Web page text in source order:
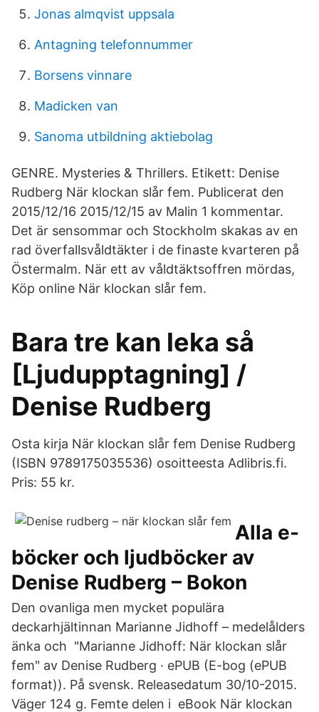
Jonas almqvist uppsala
Antagning telefonnummer
Borsens vinnare
Madicken van
Sanoma utbildning aktiebolag
GENRE. Mysteries & Thrillers. Etikett: Denise
Rudberg När klockan slår fem. Publicerat den
2015/12/16 2015/12/15 av Malin 1 kommentar.
Det är sensommar och Stockholm skakas av en
rad överfallsvåldtäkter i de finaste kvarteren på
Östermalm. När ett av våldtäktsoffren mördas,
Köp online När klockan slår fem.
Bara tre kan leka så
[Ljudupptagning] /
Denise Rudberg
Osta kirja När klockan slår fem Denise Rudberg
(ISBN 9789175035536) osoitteesta Adlibris.fi.
Pris: 55 kr.
Alla e-
böcker och ljudböcker av
Denise Rudberg – Bokon
Den ovanliga men mycket populära
deckarhjältinnan Marianne Jidhoff – medelålders
änka och "Marianne Jidhoff: När klockan slår
fem" av Denise Rudberg · ePUB (E-bog (ePUB
format)). På svensk. Releasedatum 30/10-2015.
Väger 124 g. Femte delen i eBook När klockan